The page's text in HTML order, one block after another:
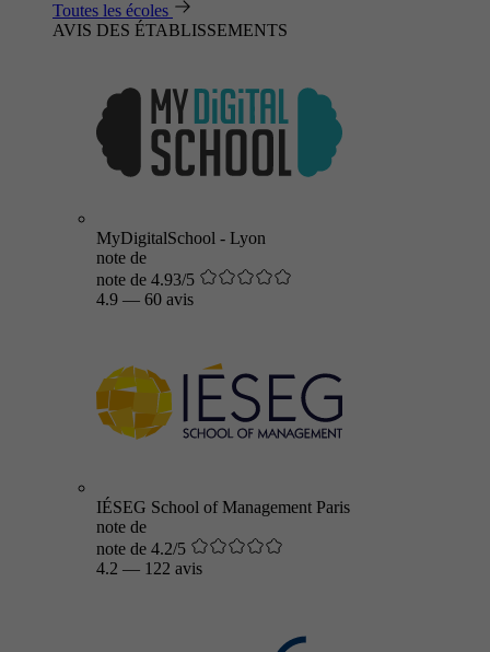
Toutes les écoles
AVIS DES ÉTABLISSEMENTS
MyDigitalSchool - Lyon
note de
note de 4.93/5
4.9 — 60 avis
IÉSEG School of Management Paris
note de
note de 4.2/5
4.2 — 122 avis